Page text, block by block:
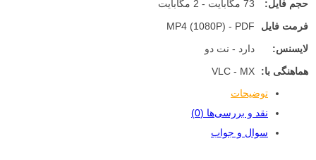
حجم فایل:
73 مگابایت - 2 مگابایت
فرمت فایل
MP4 (1080P) - PDF
لایسنس:
دارد - نت دو
هماهنگی با:
VLC - MX
توضیحات
نقد و بررسی‌ها (0)
سوال و جواب